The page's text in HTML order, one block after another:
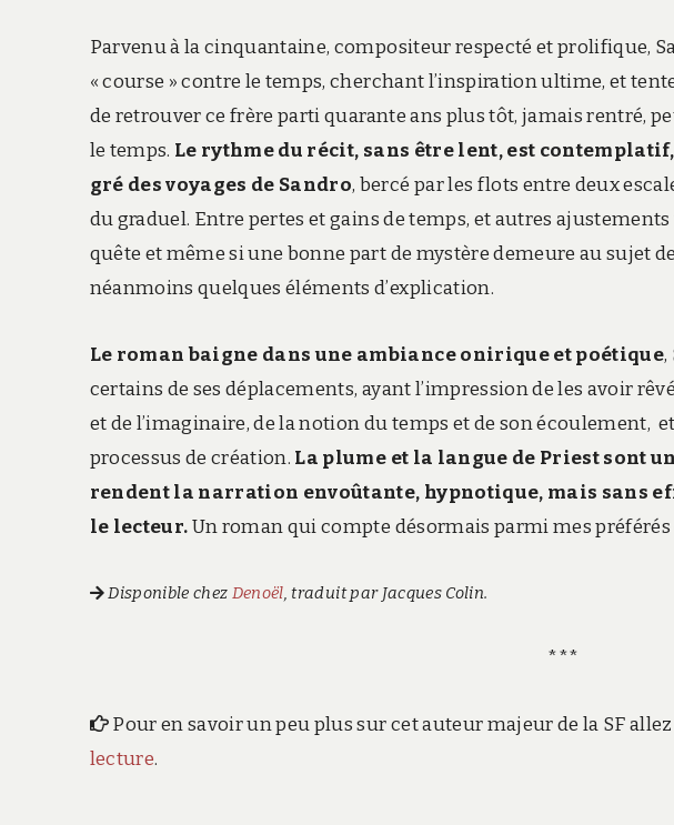
Parvenu à la cinquantaine, compositeur respecté et prolifique,
« course » contre le temps, cherchant l’inspiration ultime, et
de retrouver ce frère parti quarante ans plus tôt, jamais rentré,
le temps. Le rythme du récit, sans être lent, est
gré des voyages de Sandro, bercé par les flots entre deux
du graduel. Entre pertes et gains de temps, et autres
quête et même si une bonne part de mystère demeure au sujet
néanmoins quelques éléments d’explication.
Le roman baigne dans une ambiance onirique et poétique,
certains de ses déplacements, ayant l’impression de les avoir
et de l’imaginaire, de la notion du temps et de son écoulement,
processus de création. La plume et la langue de Priest sont
rendent la narration envoûtante, hypnotique, mais sans
le lecteur.Un roman qui compte désormais parmi mes préférés
Disponible chez Denoël, traduit par Jacques Colin.
***
Pour en savoir un peu plus sur cet auteur majeur de la SF
lecture.